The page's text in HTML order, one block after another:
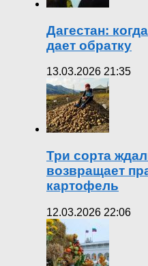
Дагестан:
дает обратку
13.03.2026 21:35
Три сорта
возвращает
картофель
12.03.2026 22:06